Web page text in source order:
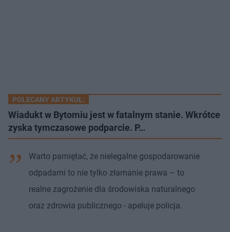
POLECANY ARTYKUŁ:
Wiadukt w Bytomiu jest w fatalnym stanie. Wkrótce
zyska tymczasowe podparcie. P…
Warto pamiętać, że nielegalne gospodarowanie
odpadami to nie tylko złamanie prawa – to
realne zagrożenie dla środowiska naturalnego
oraz zdrowia publicznego - apeluje policja.